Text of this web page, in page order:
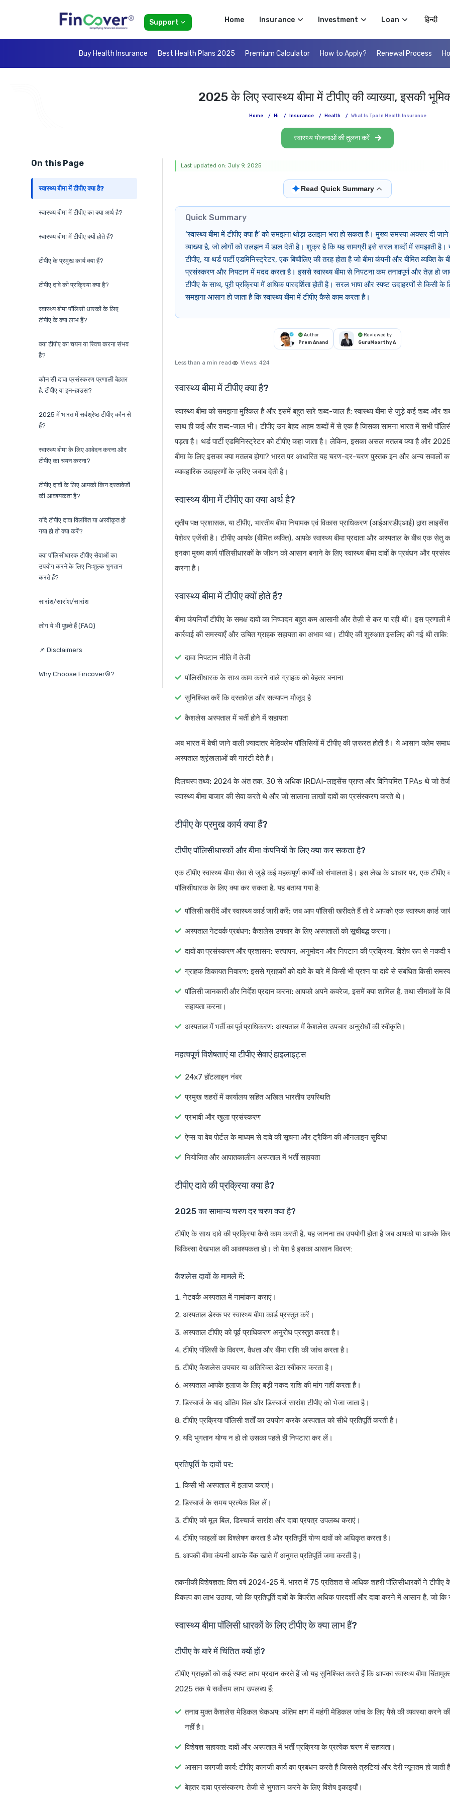
Support Home Insurance Investment Loan Select
Buy Health Insurance Best Health Plans 2025 Premium Calculator How to Apply? Renewal Process
2025 के लिए स्वास्थ्य बीमा में टीपीए की व्याख्या, इसकी
Home / Hi / Insurance / Health / What Is Tpa In Health Insurance
स्वास्थ्य योजनाओं की तुलना करें
On this Page
स्वास्थ्य बीमा में टीपीए क्या है?
स्वास्थ्य बीमा में टीपीए का क्या अर्थ है?
स्वास्थ्य बीमा में टीपीए क्यों होते हैं?
टीपीए के प्रमुख कार्य क्या हैं?
टीपीए दावे की प्रक्रिया क्या है?
स्वास्थ्य बीमा पॉलिसी धारकों के लिए
टीपीए के क्या लाभ हैं?
क्या टीपीए का चयन या स्विच करना संभव
है?
कौन सी दावा प्रसंस्करण प्रणाली बेहतर
है, टीपीए या इन-हाउस?
2025 में भारत में सर्वश्रेष्ठ टीपीए कौन से
हैं?
स्वास्थ्य बीमा के लिए आवेदन करना और
टीपीए का चयन करना?
टीपीए दावों के लिए आपको किन दस्तावेजों
की आवश्यकता है?
यदि टीपीए दावा विलंबित या अस्वीकृत हो
गया हो तो क्या करें?
क्या पॉलिसीधारक टीपीए सेवाओं का
उपयोग करने के लिए निःशुल्क भुगतान
करते हैं?
सारांश/सारांश/सारांश
लोग ये भी पूछते हैं (FAQ)
📌 Disclaimers
Why Choose Fincover®?
Last updated on: July 9, 2025
✦Read Quick Summary
Quick Summary
‘स्वास्थ्य बीमा में टीपीए क्या है’ को समझना थोड़ा उलझन भरा हो सकता है। मुख्य समस्या अक्सर दी
व्याख्या है, जो लोगों को उलझन में डाल देती है। शुक्र है कि यह सामग्री इसे सरल शब्दों में समझाती है।
टीपीए, या थर्ड पार्टी एडमिनिस्ट्रेटर, एक बिचौलिए की तरह होता है जो बीमा कंपनी और बीमित व्यक्ति के
प्रसंस्करण और निपटान में मदद करता है। इससे स्वास्थ्य बीमा से निपटना कम तनावपूर्ण और तेज़ हो
टीपीए के साथ, पूरी प्रक्रिया में अधिक पारदर्शिता होती है। सरल भाषा और स्पष्ट उदाहरणों से किसी के
समझना आसान हो जाता है कि स्वास्थ्य बीमा में टीपीए कैसे काम करता है।
Author
Prem Anand
Reviewed by
GuruMoorthy A
Less than a min read Views: 424
स्वास्थ्य बीमा में टीपीए क्या है?
स्वास्थ्य बीमा को समझना मुश्किल है और इसमें बहुत सारे शब्द-जाल हैं; स्वास्थ्य बीमा से जुड़े कई शब्द और
साथ ही कई और शब्द-जाल भी। टीपीए उन बेहद अहम शब्दों में से एक है जिसका सामना भारत में सभी
पड़ता है। थर्ड पार्टी एडमिनिस्ट्रेटर को टीपीए कहा जाता है। लेकिन, इसका असल मतलब क्या है और
बीमा के लिए इसका क्या मतलब होगा? भारत पर आधारित यह चरण-दर-चरण पुस्तक इन और अन्य सवालों
व्यावहारिक उदाहरणों के ज़रिए जवाब देती है।
स्वास्थ्य बीमा में टीपीए का क्या अर्थ है?
तृतीय पक्ष प्रशासक, या टीपीए, भारतीय बीमा नियामक एवं विकास प्राधिकरण (आईआरडीएआई) द्वारा
पेशेवर एजेंसी है। टीपीए आपके (बीमित व्यक्ति), आपके स्वास्थ्य बीमा प्रदाता और अस्पताल के बीच एक सेतु
इनका मुख्य कार्य पॉलिसीधारकों के जीवन को आसान बनाने के लिए स्वास्थ्य बीमा दावों के प्रबंधन और
करना है।
स्वास्थ्य बीमा में टीपीए क्यों होते हैं?
बीमा कंपनियाँ टीपीए के समक्ष दावों का निष्पादन बहुत कम आसानी और तेज़ी से कर पा रही थीं। इस प्रणाली
कार्रवाई की समस्याएँ और उचित ग्राहक सहायता का अभाव था। टीपीए की शुरुआत इसलिए की गई थी ताकि:
दावा निपटान नीति में तेजी
पॉलिसीधारक के साथ काम करने वाले ग्राहक को बेहतर बनाना
सुनिश्चित करें कि दस्तावेज़ और सत्यापन मौजूद है
कैशलेस अस्पताल में भर्ती होने में सहायता
अब भारत में बेची जाने वाली ज़्यादातर मेडिक्लेम पॉलिसियों में टीपीए की ज़रूरत होती है। ये आसान क्लेम
अस्पताल श्रृंखलाओं की गारंटी देते हैं।
दिलचस्प तथ्य: 2024 के अंत तक, 30 से अधिक IRDAI-लाइसेंस प्राप्त और विनियमित TPAs थे जो
स्वास्थ्य बीमा बाजार की सेवा करते थे और जो सालाना लाखों दावों का प्रसंस्करण करते थे।
टीपीए के प्रमुख कार्य क्या हैं?
टीपीए पॉलिसीधारकों और बीमा कंपनियों के लिए क्या कर सकता है?
एक टीपीए स्वास्थ्य बीमा सेवा से जुड़े कई महत्वपूर्ण कार्यों को संभालता है। इस लेख के आधार पर, एक टीपीए
पॉलिसीधारक के लिए क्या कर सकता है, यह बताया गया है:
पॉलिसी खरीदें और स्वास्थ्य कार्ड जारी करें: जब आप पॉलिसी खरीदते हैं तो वे आपको एक स्वास्थ्य कार्ड
अस्पताल नेटवर्क प्रबंधन: कैशलेस उपचार के लिए अस्पतालों को सूचीबद्ध करना।
दावों का प्रसंस्करण और प्रशासन: सत्यापन, अनुमोदन और निपटान की प्रक्रिया, विशेष रूप से नकदी
ग्राहक शिकायत निवारण: इससे ग्राहकों को दावे के बारे में किसी भी प्रश्न या दावे से संबंधित किसी
पॉलिसी जानकारी और निर्देश प्रदान करना: आपको अपने कवरेज, इसमें क्या शामिल है, तथा सीमाओं के
सहायता करना।
अस्पताल में भर्ती का पूर्व प्राधिकरण: अस्पताल में कैशलेस उपचार अनुरोधों की स्वीकृति।
महत्वपूर्ण विशेषताएं या टीपीए सेवाएं हाइलाइट्स
24x7 हॉटलाइन नंबर
प्रमुख शहरों में कार्यालय सहित अखिल भारतीय उपस्थिति
प्रभावी और खुला प्रसंस्करण
ऐप्स या वेब पोर्टल के माध्यम से दावे की सूचना और ट्रैकिंग की ऑनलाइन सुविधा
नियोजित और आपातकालीन अस्पताल में भर्ती सहायता
टीपीए दावे की प्रक्रिया क्या है?
2025 का सामान्य चरण दर चरण क्या है?
टीपीए के साथ दावे की प्रक्रिया कैसे काम करती है, यह जानना तब उपयोगी होता है जब आपको या आपके
चिकित्सा देखभाल की आवश्यकता हो। तो पेश है इसका आसान विवरण:
कैशलेस दावों के मामले में:
नेटवर्क अस्पताल में नामांकन कराएं।
अस्पताल डेस्क पर स्वास्थ्य बीमा कार्ड प्रस्तुत करें।
अस्पताल टीपीए को पूर्व प्राधिकरण अनुरोध प्रस्तुत करता है।
टीपीए पॉलिसी के विवरण, वैधता और बीमा राशि की जांच करता है।
टीपीए कैशलेस उपचार या अतिरिक्त डेटा स्वीकार करता है।
अस्पताल आपके इलाज के लिए बड़ी नकद राशि की मांग नहीं करता है।
डिस्चार्ज के बाद अंतिम बिल और डिस्चार्ज सारांश टीपीए को भेजा जाता है।
टीपीए प्रक्रिया पॉलिसी शर्तों का उपयोग करके अस्पताल को सीधे प्रतिपूर्ति करती है।
यदि भुगतान योग्य न हो तो उसका पहले ही निपटारा कर लें।
प्रतिपूर्ति के दावों पर:
किसी भी अस्पताल में इलाज कराएं।
डिस्चार्ज के समय प्रत्येक बिल लें।
टीपीए को मूल बिल, डिस्चार्ज सारांश और दावा प्रपत्र उपलब्ध कराएं।
टीपीए फाइलों का विश्लेषण करता है और प्रतिपूर्ति योग्य दावों को अधिकृत करता है।
आपकी बीमा कंपनी आपके बैंक खाते में अनुमत प्रतिपूर्ति जमा करती है।
तकनीकी विशेषज्ञता: वित्त वर्ष 2024-25 में, भारत में 75 प्रतिशत से अधिक शहरी पॉलिसीधारकों ने
विकल्प का लाभ उठाया, जो कि प्रतिपूर्ति दावों के विपरीत अधिक पारदर्शी और दावा करने में आसान है, जो कि
स्वास्थ्य बीमा पॉलिसी धारकों के लिए टीपीए के क्या लाभ हैं?
टीपीए के बारे में चिंतित क्यों हों?
टीपीए ग्राहकों को कई स्पष्ट लाभ प्रदान करते हैं जो यह सुनिश्चित करते हैं कि आपका स्वास्थ्य बीमा
2025 तक ये सर्वोत्तम लाभ उपलब्ध हैं:
तनाव मुक्त कैशलेस मेडिकल चेकअप: अंतिम क्षण में महंगी मेडिकल जांच के लिए पैसे की व्यवस्था करने
नहीं है।
विशेषज्ञ सहायता: दावों और अस्पताल में भर्ती प्रक्रिया के प्रत्येक चरण में सहायता।
आसान कागजी कार्य: टीपीए कागजी कार्य का प्रबंधन करते हैं जिससे त्रुटियां और देरी न्यूनतम हो जाती
बेहतर दावा प्रसंस्करण: तेजी से भुगतान करने के लिए विशेष इकाइयाँ।